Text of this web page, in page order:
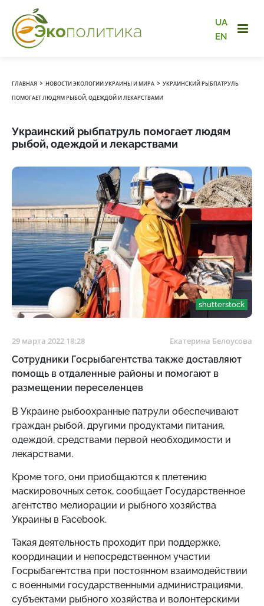
UA
EN
ГЛАВНАЯ › НОВОСТИ ЭКОЛОГИИ УКРАИНЫ И МИРА › УКРАИНСКИЙ РЫБПАТРУЛЬ
ПОМОГАЕТ ЛЮДЯМ РЫБОЙ, ОДЕЖДОЙ И ЛЕКАРСТВАМИ
Украинский рыбпатруль помогает людям
рыбой, одеждой и лекарствами
shutterstock
29 марта 2022 18:28 Екатерина Белоусова
Сотрудники Госрыбагентства также доставляют
помощь в отдаленные районы и помогают в
размещении переселенцев
В Украине рыбоохранные патрули обеспечивают
граждан рыбой, другими продуктами питания,
одеждой, средствами первой необходимости и
лекарствами.
Кроме того, они приобщаются к плетению
маскировочных сеток, сообщает Государственное
агентство мелиорации и рыбного хозяйства
Украины в Facebook.
Такая деятельность проходит при поддержке,
координации и непосредственном участии
Госрыбагентства при постоянном взаимодействии
с военными государственными администрациями,
субъектами рыбного хозяйства и волонтерскими